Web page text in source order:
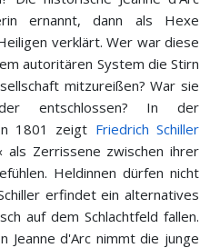
ernannt, dann als Hexe
verklärt. Wer war diese
autoritären System die Stirn
mitzureißen? War sie
entschlossen? In der
1801 zeigt Friedrich Schiller
als Zerrissene zwischen ihrer
Heldinnen dürfen nicht
erfindet ein alternatives
auf dem Schlachtfeld fallen.
Jeanne d'Arc nimmt die junge